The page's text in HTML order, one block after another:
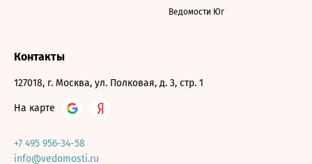
Ведомости Юг
Контакты
127018, г. Москва, ул. Полковая, д. 3, стр. 1
На карте
+7 495 956-34-58
info@vedomosti.ru